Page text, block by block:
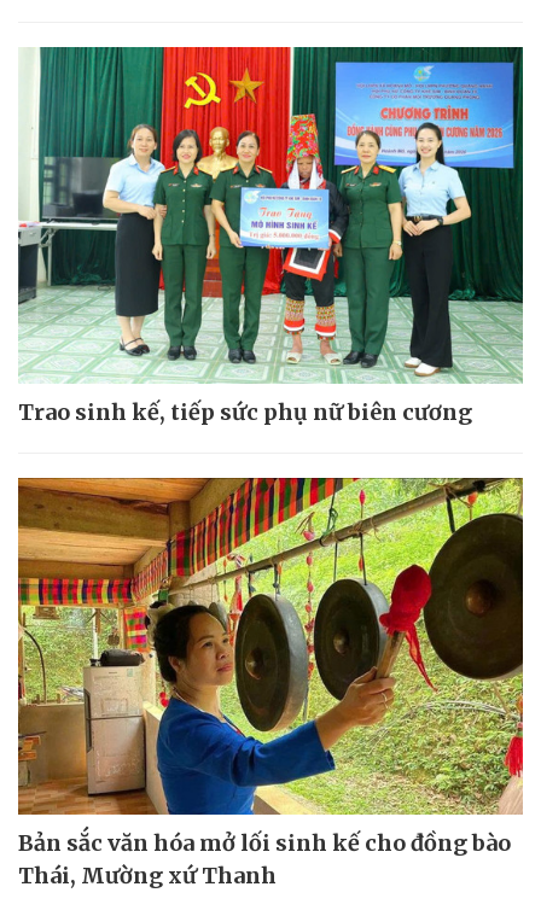
Trao sinh kế, tiếp sức phụ nữ biên cương
Bản sắc văn hóa mở lối sinh kế cho đồng bào
Thái, Mường xứ Thanh